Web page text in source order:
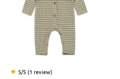
5/5 (1 review)